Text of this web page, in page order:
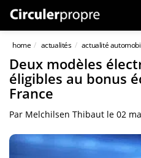
home actualités actualité
Deux modèles
éligibles au bonus
France
Par Melchilsen Thibaut le 02